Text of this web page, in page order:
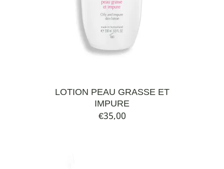
LOTION PEAU GRASSE ET
IMPURE
€35,00